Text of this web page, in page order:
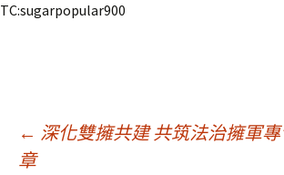
TC:sugarpopular900
文
← 深化雙擁共建 共筑法治擁軍
章